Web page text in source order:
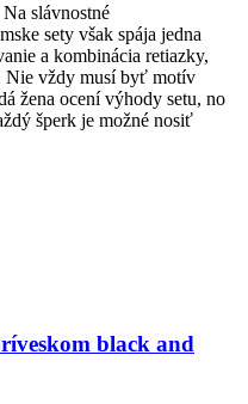
slávnostné
sety však spája jedna
a kombinácia retiazky,
Nie vždy musí byť motív
žena ocení výhody setu, no
šperk je možné nosiť
black and